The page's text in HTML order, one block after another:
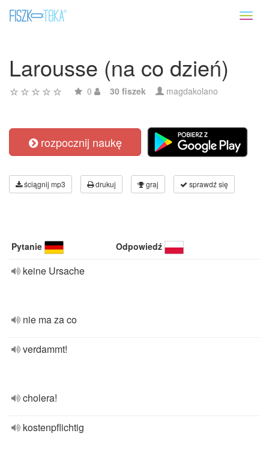
Larousse (na co dzień)
0 30 fiszek magdakolano
rozpocznij naukę
ściągnij mp3 drukuj graj sprawdź się
Pytanie Odpowiedź
keine Ursache
nie ma za co
verdammt!
cholera!
kostenpflichtig